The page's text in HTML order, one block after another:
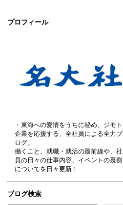
プロフィール
・東海への愛情をうちに秘め、ジモト
企業を応援する、全社員による全力ブ
ログ。
働くこと、就職・就活の最前線や、社
員の日々の仕事内容、イベントの裏側
についてを日々更新！
ブログ検索